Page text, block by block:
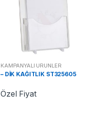
KAMPANYALI ÜRÜNLER
– DİK KAĞITLIK ST325605
Özel Fiyat